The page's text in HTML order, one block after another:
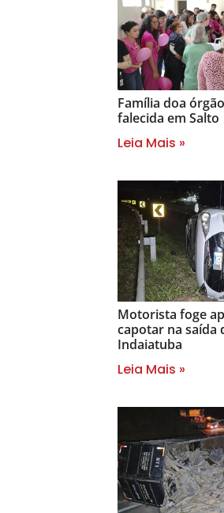
Família doa
falecida em Salto
Leia Mais »
Motorista foge
capotar na saída
Indaiatuba
Leia Mais »